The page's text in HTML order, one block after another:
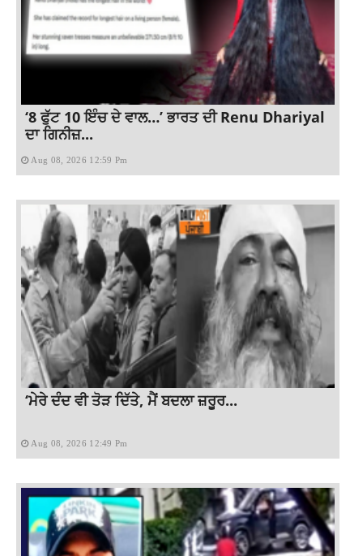
‘8 ਫੁੱਟ 10 ਇੰਚ ਦੇ ਵਾਲ…’ ਭਾਰਤ ਦੀ Renu Dhariyal
ਦਾ ਗਿਨੀਜ਼...
Aug 08, 2026 12:59 Pm
‘ਮੇਰੇ ਦੰਦ ਵੀ ਤੋੜ ਦਿੱਤੇ, ਮੈਂ ਬਦਲਾ ਜ਼ਰੂਰ...
Aug 08, 2026 12:49 Pm